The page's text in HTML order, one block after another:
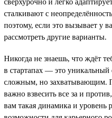
сталкивают с
поэтому, если это вызывает у
рассмотреть другие варианты.
Никогда не знаешь, что ждёт
в стартапах — это
сложным, но захватывающим.
важно взвесить все за и
вам такая динамика и уровень